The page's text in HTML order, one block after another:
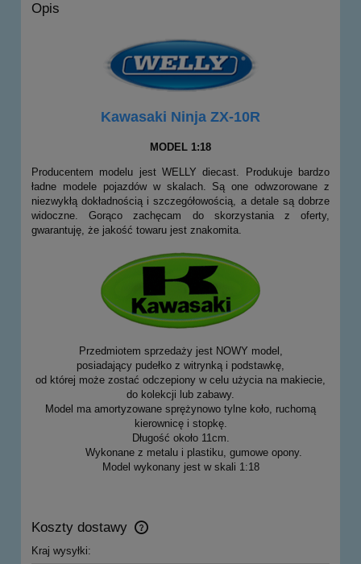
Opis
Kawasaki Ninja ZX-10R
MODEL 1:18
Producentem modelu jest WELLY diecast. Produkuje bardzo
ładne modele pojazdów w skalach. Są one odwzorowane z
niezwykłą dokładnością i szczegółowością, a detale są dobrze
widoczne. Gorąco zachęcam do skorzystania z oferty,
gwarantuję, że jakość towaru jest znakomita.
Przedmiotem sprzedaży jest NOWY model,
posiadający pudełko z witrynką i podstawkę,
od której może zostać odczepiony w celu użycia na makiecie,
do kolekcji lub zabawy.
Model ma amortyzowane sprężynowo tylne koło, ruchomą
kierownicę i stopkę.
Długość około 11cm.
Wykonane z metalu i plastiku, gumowe opony.
Model wykonany jest w skali 1:18
Koszty dostawy
Cena nie zawiera ewentualnych kosztów płatności
Kraj wysyłki: